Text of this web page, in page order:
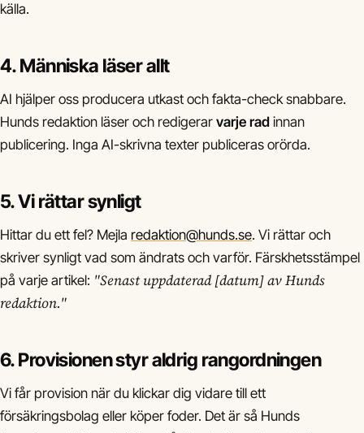
källa.
4. Människa läser allt
AI hjälper oss producera utkast och fakta-check snabbare.
Hunds redaktion läser och redigerar varje rad innan
publicering. Inga AI-skrivna texter publiceras orörda.
5. Vi rättar synligt
Hittar du ett fel? Mejla redaktion@hunds.se. Vi rättar och
skriver synligt vad som ändrats och varför. Färskhetsstämpel
på varje artikel: "Senast uppdaterad [datum] av Hunds
redaktion."
6. Provisionen styr aldrig rangordningen
Vi får provision när du klickar dig vidare till ett
försäkringsbolag eller köper foder. Det är så Hunds